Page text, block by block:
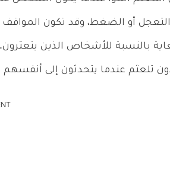
التعجل أو الضغط، وقد تكون
بالنسبة للأشخاص الذين
تلعثم عندما يتحدثون إلى